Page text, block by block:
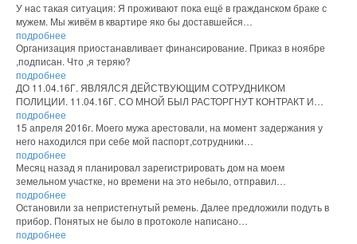
У нас такая ситуация: Я проживают пока ещё в гражданском браке с
мужем. Мы живём в квартире яко бы доставшейся…
подробнее
Организация приостанавливает финансирование. Приказ в ноябре
,подписан. Что ,я теряю?
подробнее
ДО 11.04.16Г. ЯВЛЯЛСЯ ДЕЙСТВУЮЩИМ СОТРУДНИКОМ
ПОЛИЦИИ. 11.04.16Г. СО МНОЙ БЫЛ РАСТОРГНУТ КОНТРАКТ И…
подробнее
15 апреля 2016г. Моего мужа арестовали, на момент задержания у
него находился при себе мой паспорт,сотрудники…
подробнее
Месяц назад я планировал зарегистрировать дом на моем
земельном участке, но времени на это небыло, отправил…
подробнее
Остановили за непристегнутый ремень. Далее предложили подуть в
прибор. Понятых не было в протоколе написано…
подробнее